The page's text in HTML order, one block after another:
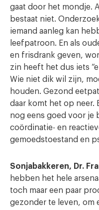
gaat door het mondje.
bestaat niet.
iemand aanleg kan
leefpatroon. En als
en frisdrank geven,
zin heeft het dus iets
Wie niet dik wil zijn,
houden. Gezond
daar komt het op neer.
nog eens goed voor je
coördinatie- en
gemoedstoestand en
Sonjabakkeren, Dr.
hebben het hele
toch maar een paar
gezonder te leven, om